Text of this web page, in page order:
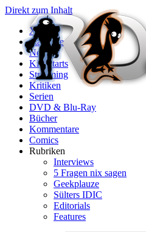
Direkt zum Inhalt
X
Startseite
News
Kinostarts
Streaming
Kritiken
Serien
DVD & Blu-Ray
Bücher
Kommentare
Comics
Rubriken
Interviews
5 Fragen nix sagen
Geekplauze
Sülters IDIC
Editorials
Features